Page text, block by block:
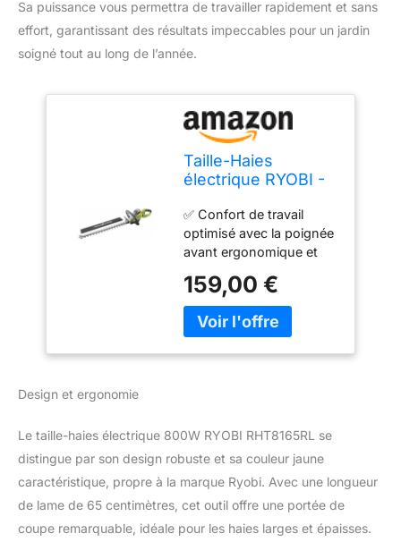
Sa puissance vous permettra de travailler rapidement et sans
effort, garantissant des résultats impeccables pour un jardin
soigné tout au long de l’année.
Taille-Haies
électrique RYOBI -
✅ Confort de travail
optimisé avec la poignée
avant ergonomique et
une meilleure prise en
main quelque soit la
position de travail. ✅
blocage de la lame à
haute intensité et à
basse vitesse ✅ Lames
au laser pour une coupe
nette et précise ✅
159,00 €
Design et ergonomie
Le taille-haies électrique 800W RYOBI RHT8165RL se
distingue par son design robuste et sa couleur jaune
caractéristique, propre à la marque Ryobi. Avec une longueur
de lame de 65 centimètres, cet outil offre une portée de
coupe remarquable, idéale pour les haies larges et épaisses.